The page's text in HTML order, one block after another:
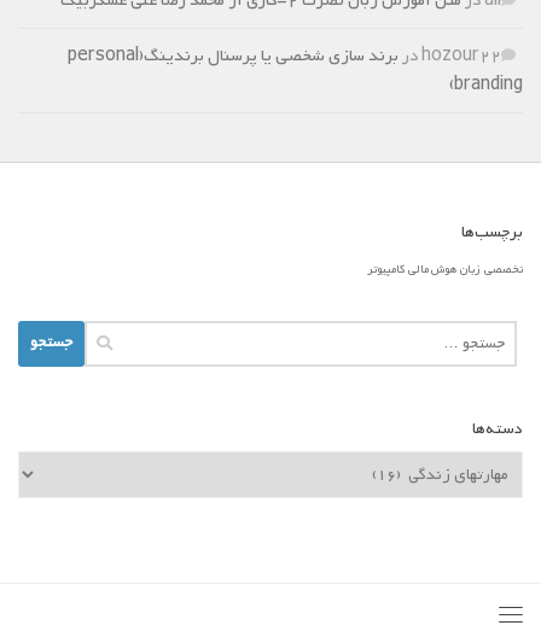
hozour22در
برند سازی شخصی یا پرسنال برندینگ(personal
branding)
برچسب‌ها
تخصصی زبانهوش مالیکامپیوتر
جستجو
برای:
دسته‌ها
دسته‌ها